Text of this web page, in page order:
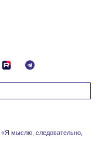
«Я мыслю, следовательно,